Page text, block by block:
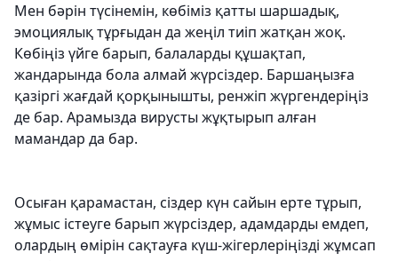
Мен бәрін түсінемін, көбіміз қатты шаршадық,
эмоциялық тұрғыдан да жеңіл тиіп жатқан жоқ.
Көбіңіз үйге барып, балаларды құшақтап,
жандарында бола алмай жүрсіздер. Баршаңызға
қазіргі жағдай қорқынышты, ренжіп жүргендеріңіз
де бар. Арамызда вирусты жұқтырып алған
мамандар да бар.
Осыған қарамастан, сіздер күн сайын ерте тұрып,
жұмыс істеуге барып жүрсіздер, адамдарды емдеп,
олардың өмірін сақтауға күш-жігерлеріңізді жұмсап